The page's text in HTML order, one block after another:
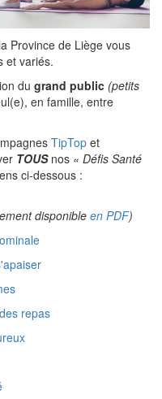
Province de Liège vous
et variés.
du grand public (petits
en famille, entre
TipTop et
TOUS nos « Défis Santé
ci-dessous :
disponibleen PDF)
repas